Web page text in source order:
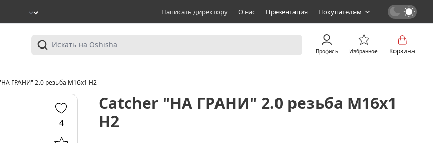
Написать директору О нас Презентация Покупателям
Профиль Избранное Корзина
ГРАНИ" 2.0 резьба M16х1 Н2
4
Catcher "НА ГРАНИ" 2.0 резьба M16х1
Н2